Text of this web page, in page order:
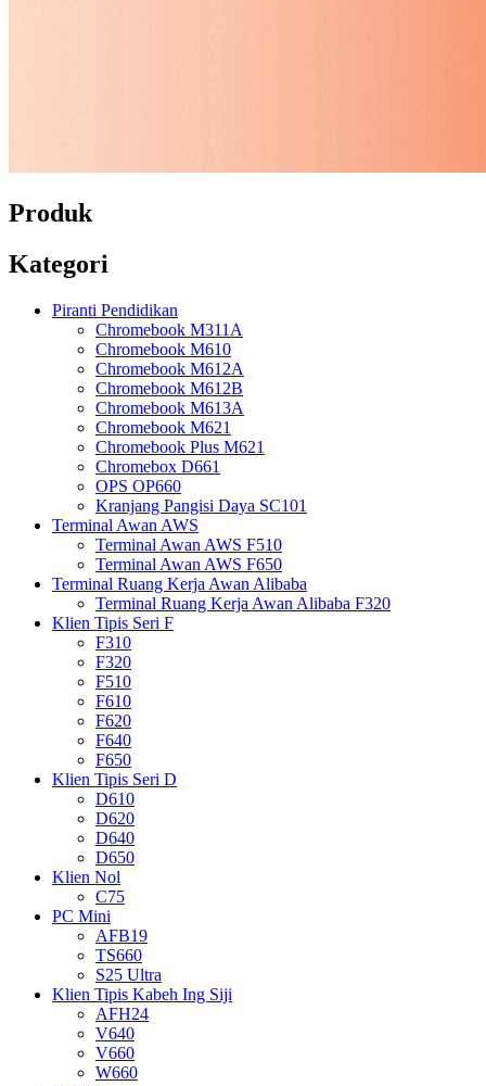
Produk
Kategori
Piranti Pendidikan
Chromebook M311A
Chromebook M610
Chromebook M612A
Chromebook M612B
Chromebook M613A
Chromebook M621
Chromebook Plus M621
Chromebox D661
OPS OP660
Kranjang Pangisi Daya SC101
Terminal Awan AWS
Terminal Awan AWS F510
Terminal Awan AWS F650
Terminal Ruang Kerja Awan Alibaba
Terminal Ruang Kerja Awan Alibaba F320
Klien Tipis Seri F
F310
F320
F510
F610
F620
F640
F650
Klien Tipis Seri D
D610
D620
D640
D650
Klien Nol
C75
PC Mini
AFB19
TS660
S25 Ultra
Klien Tipis Kabeh Ing Siji
AFH24
V640
V660
W660